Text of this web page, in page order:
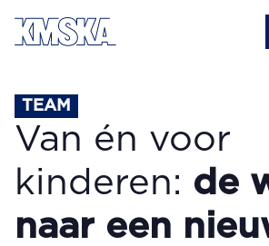
Ga naar hoofdinhoud
TEAM
Van én voor
kinderen: de
naar een